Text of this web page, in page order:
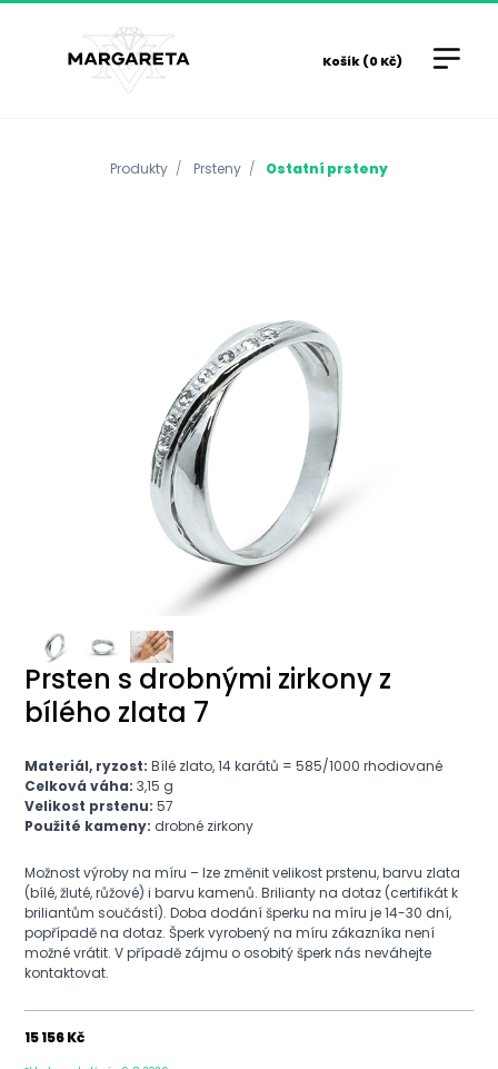
Košík (0 Kč)
Produkty Prsteny Ostatní prsteny
Prsten s drobnými zirkony z
bílého zlata 7
Materiál, ryzost: Bílé zlato, 14 karátů = 585/1000 rhodiované
Celková váha: 3,15 g
Velikost prstenu: 57
Použité kameny: drobné zirkony
Možnost výroby na míru – lze změnit velikost prstenu, barvu zlata
(bílé, žluté, růžové) i barvu kamenů. Brilianty na dotaz (certifikát k
briliantům součástí). Doba dodání šperku na míru je 14-30 dní,
popřípadě na dotaz. Šperk vyrobený na míru zákazníka není
možné vrátit. V případě zájmu o osobitý šperk nás neváhejte
kontaktovat.
15 156 Kč